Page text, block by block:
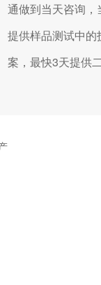
通做到当天咨询
提供样品测试中
案，最快3天提供